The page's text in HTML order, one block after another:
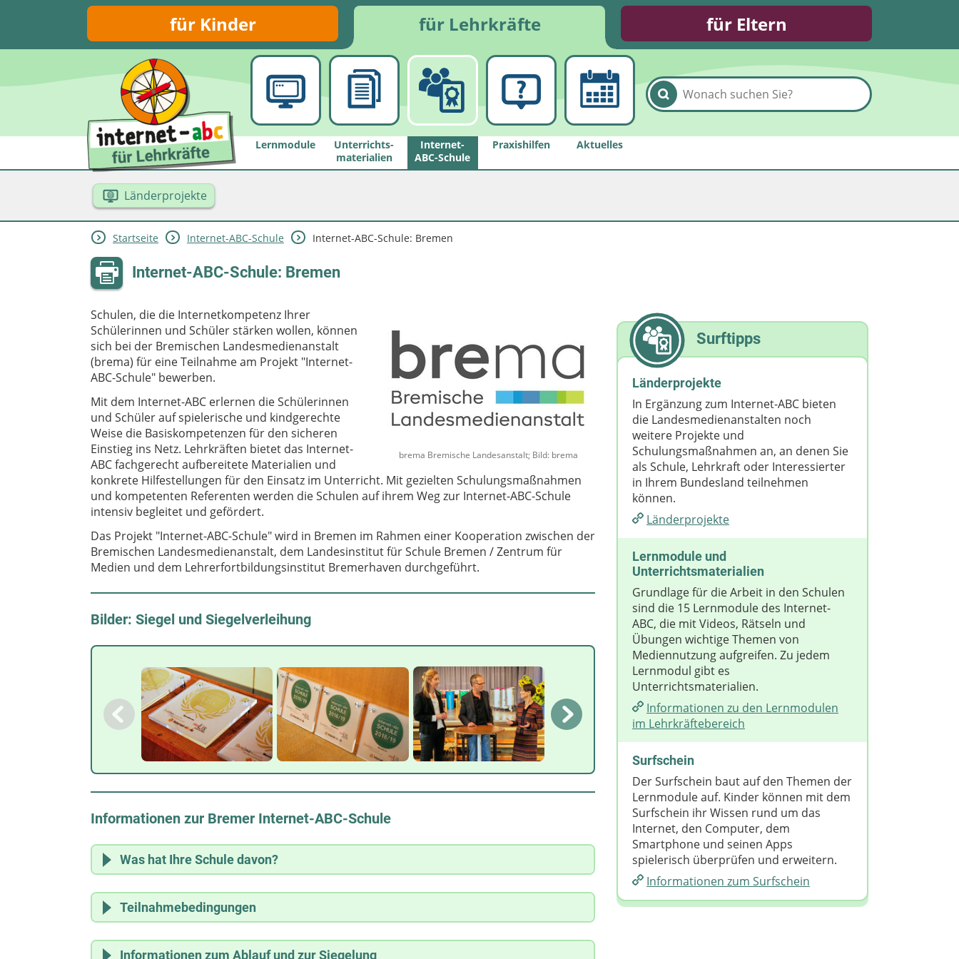
für Kinder für Lehrkräfte für Eltern
Lernmodule
Unterrichts­
materialien
Internet-
ABC-Schule
Praxishilfen Aktuelles
Länderprojekte
Startseite Internet-ABC-Schule Internet-ABC-Schule: Bremen
Internet-ABC-Schule: Bremen
brema Bremische Landesanstalt; Bild: brema
Schulen, die die Internetkompetenz Ihrer
Schülerinnen und Schüler stärken wollen, können
sich bei der Bremischen Landesmedienanstalt
(brema) für eine Teilnahme am Projekt "Internet-
ABC-Schule" bewerben.
Mit dem Internet-ABC erlernen die Schülerinnen
und Schüler auf spielerische und kindgerechte
Weise die Basiskompetenzen für den sicheren
Einstieg ins Netz. Lehrkräften bietet das Internet-
ABC fachgerecht aufbereitete Materialien und
konkrete Hilfestellungen für den Einsatz im Unterricht. Mit gezielten Schulungsmaßnahmen
und kompetenten Referenten werden die Schulen auf ihrem Weg zur Internet-ABC-Schule
intensiv begleitet und gefördert.
Das Projekt "Internet-ABC-Schule" wird in Bremen im Rahmen einer Kooperation zwischen der
Bremischen Landesmedienanstalt, dem Landesinstitut für Schule Bremen / Zentrum für
Medien und dem Lehrerfortbildungsinstitut Bremerhaven durchgeführt.
Bilder: Siegel und Siegelverleihung
Informationen zur Bremer Internet-ABC-Schule
Was hat Ihre Schule davon?
Von einer Teilnahme am Projekt "Internet-ABC-Schule" profitieren die Schulen mehrfach:
Positive Außenwirkung
Notwendigkeit der Medienkompetenz ihrer Schülerinnen und Schüler erkannt hat
Teilnahmebedingungen
Teilnahmeberechtigt für das Projekt "Internet-ABC-Schule" in Bremen sind
Informationen zum Ablauf und zur Siegelung
Surftipps
Länderprojekte
In Ergänzung zum Internet-ABC bieten
die Landesmedienanstalten noch
weitere Projekte und
Schulungsmaßnahmen an, an denen Sie
als Schule, Lehrkraft oder Interessierter
in Ihrem Bundesland teilnehmen
können.
Länderprojekte
Lernmodule und
Unterrichtsmaterialien
Grundlage für die Arbeit in den Schulen
sind die 15 Lernmodule des Internet-
ABC, die mit Videos, Rätseln und
Übungen wichtige Themen von
Mediennutzung aufgreifen. Zu jedem
Lernmodul gibt es
Unterrichtsmaterialien.
Informationen zu den Lernmodulen
im Lehrkräftebereich
Surfschein
Der Surfschein baut auf den Themen der
Lernmodule auf. Kinder können mit dem
Surfschein ihr Wissen rund um das
Internet, den Computer, dem
Smartphone und seinen Apps
spielerisch überprüfen und erweitern.
Informationen zum Surfschein